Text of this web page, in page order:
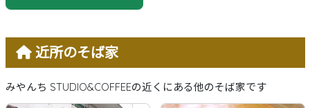
近所のそば家
みやんち STUDIO&COFFEEの近くにある他のそば家です